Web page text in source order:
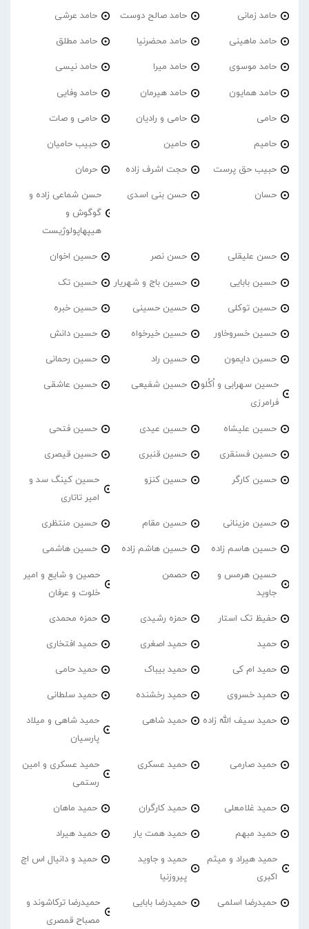
حامد زمانی حامد صالح دوست حامد عرشی
حامد ماهینی حامد محضرنیا حامد مطلق
حامد موسوی حامد میرا حامد نیسی
حامد همایون حامد هیرمان حامد وفایی
حامی حامی و رادیان حامی و صات
حامیم حامین حبیب حامیان
حبیب حق پرست حجت اشرف زاده حرمان
حسان حسن بنی اسدی
حسن شماعی زاده و
گوگوش و
هیپهاپولوژیست
حسن علیقلی حسن نصر حسین اخوان
حسین بابایی حسین باج و شهریار حسین تک
حسین توکلی حسین حسینی حسین خبره
حسین خسروخاور حسین خیرخواه حسین دانش
حسین دایمون حسین راد حسین رحمانی
حسین سهرابی و اُکُلو
فرامرزی
حسین شفیعی حسین عاشقی
حسین علیشاه حسین عیدی حسین فتحی
حسین فسنقری حسین قنبری حسین قیصری
حسین کارگر حسین کنزو
حسین کینگ سد و
امیر تاتاری
حسین مزینانی حسین مقام حسین منتظری
حسین هاسم زاده حسین هاشم زاده حسین هاشمی
حسین هرمس و
جاوید
حصمن
حصین و شایع و امیر
خلوت و عرفان
حفیظ تک استار حمزه رشیدی حمزه محمدی
حمید حمید اصغری حمید افتخاری
حمید ام کی حمید بیباک حمید حامی
حمید خسروی حمید رخشنده حمید سلطانی
حمید سیف الله زاده حمید شاهی
حمید شاهی و میلاد
پارسیان
حمید صارمی حمید عسکری
حمید عسکری و امین
رستمی
حمید غلامعلی حمید کارگران حمید ماهان
حمید مبهم حمید همت یار حمید هیراد
حمید هیراد و میثم
اکبری
حمید و جاوید
پیروزنیا
حمید و دانیال اس اچ
حمیدرضا اسلمی حمیدرضا بابایی
حمیدرضا ترکاشوند و
مصباح قمصری